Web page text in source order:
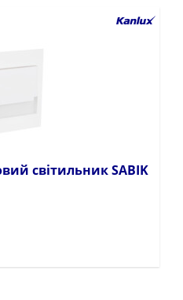
світильник SABIK